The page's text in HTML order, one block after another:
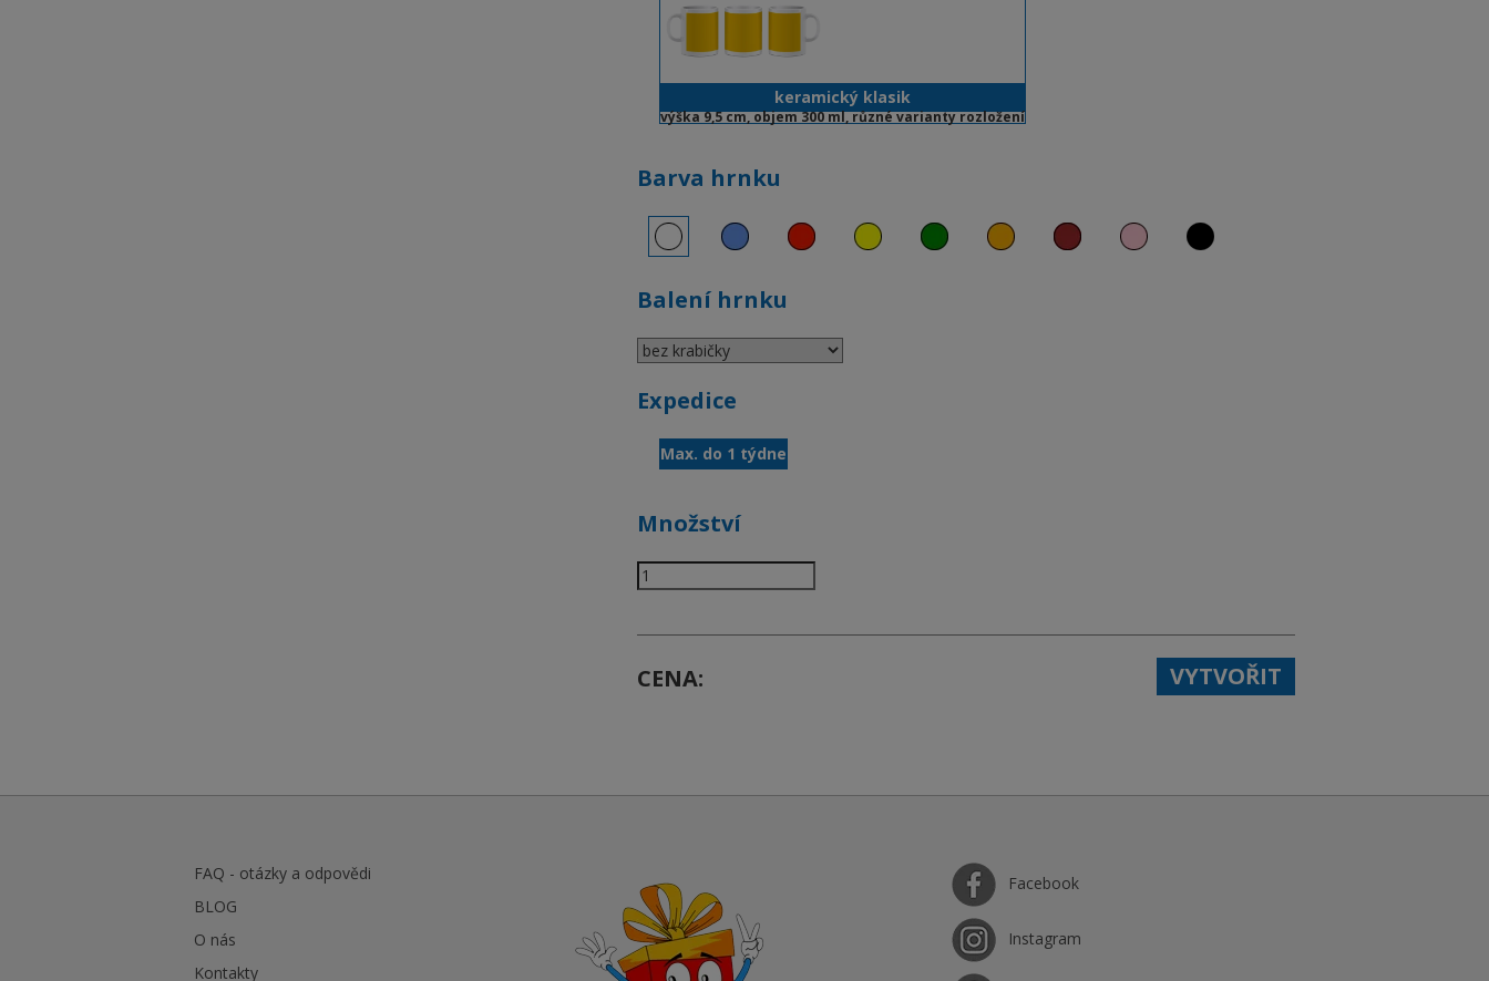
keramický klasik
výška 9,5 cm, objem 300 ml, různé varianty rozložení
Barva hrnku
Balení hrnku
Expedice
Max. do 1 týdne
Množství
CENA VYTVOŘIT
FAQ - otázky a odpovědi
BLOG
O nás
Kontakty
Facebook
Instagram